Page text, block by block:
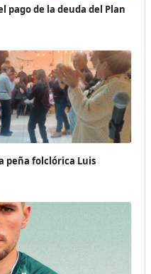
pago de la deuda del Plan
peña folclórica Luis